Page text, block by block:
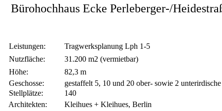
Bürohochhaus Ecke Perleberger-/
Leistungen:
Tragwerksplanung Lph 1-5
Nutzfläche:
31.200 m2 (vermietbar)
Höhe:
82,3 m
Geschosse:
gestaffelt 5, 10 und 20 ober- sowie 2 unterirdische
Stellplätze:
140
Architekten:
Kleihues + Kleihues, Berlin